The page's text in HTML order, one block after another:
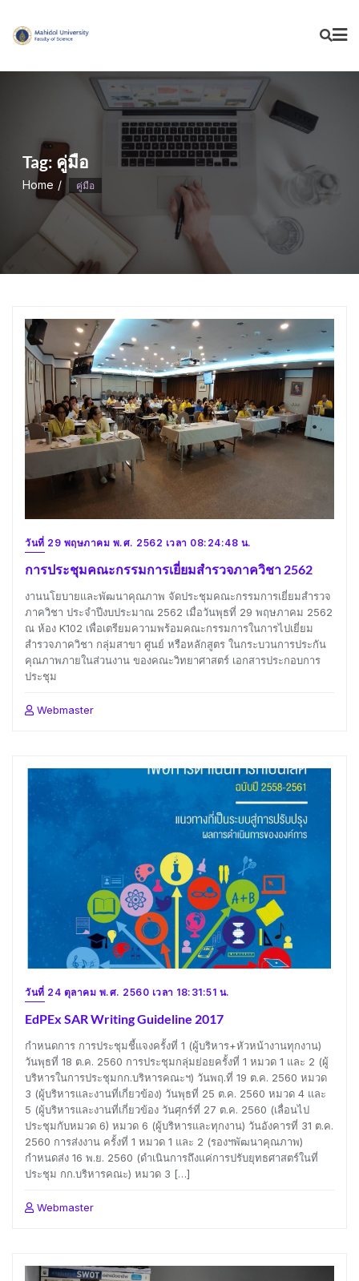
content
Tag: คู่มือ
Home คู่มือ
วันที่ 29 พฤษภาคม พ.ศ. 2562 เวลา 08:24:48 น.
การประชุมคณะกรรมการเยี่ยมสำรวจภาควิชา 2562
งานนโยบายและพัฒนาคุณภาพ จัดประชุมคณะกรรมการเยี่ยมสำรวจ
ภาควิชา ประจำปีงบประมาณ 2562 เมื่อวันพุธที่ 29 พฤษภาคม 2562
ณ ห้อง K102 เพื่อเตรียมความพร้อมคณะกรรมการในการไปเยี่ยม
สำรวจภาควิชา กลุ่มสาขา ศูนย์ หรือหลักสูตร ในกระบวนการประกัน
คุณภาพภายในส่วนงาน ของคณะวิทยาศาสตร์ เอกสารประกอบการ
ประชุม
Webmaster
วันที่ 24 ตุลาคม พ.ศ. 2560 เวลา 18:31:51 น.
EdPEx SAR Writing Guideline 2017
กำหนดการ การประชุมชี้แจงครั้งที่ 1 (ผู้บริหาร+หัวหน้างานทุกงาน)
วันพุธที่ 18 ต.ค. 2560 การประชุมกลุ่มย่อยครั้งที่ 1 หมวด 1 และ 2 (ผู้
บริหารในการประชุมกก.บริหารคณะฯ) วันพฤ.ที่ 19 ต.ค. 2560 หมวด
3 (ผู้บริหารและงานที่เกี่ยวข้อง) วันพุธที่ 25 ต.ค. 2560 หมวด 4 และ
5 (ผู้บริหารและงานที่เกี่ยวข้อง วันศุกร์ที่ 27 ต.ค. 2560 (เลื่อนไป
ประชุมกับหมวด 6) หมวด 6 (ผู้บริหารและทุกงาน) วันอังคารที่ 31 ต.ค.
2560 การส่งงาน ครั้งที่ 1 หมวด 1 และ 2 (รองฯพัฒนาคุณภาพ)
กำหนดส่ง 16 พ.ย. 2560 (ดำเนินการถึงแค่การปรับยุทธศาสตร์ในที่
ประชุม กก.บริหารคณะ) หมวด 3 […]
Webmaster